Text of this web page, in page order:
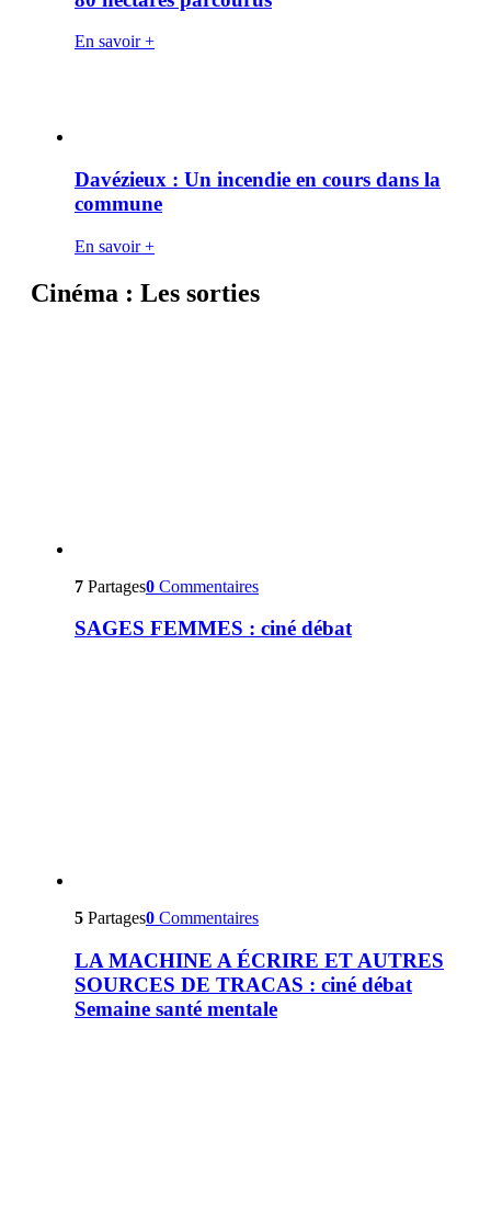
En savoir +
Davézieux : Un incendie en cours dans la
commune
En savoir +
Cinéma : Les sorties
7 Partages0 Commentaires
SAGES FEMMES : ciné débat
5 Partages0 Commentaires
LA MACHINE A ÉCRIRE ET AUTRES
SOURCES DE TRACAS : ciné débat
Semaine santé mentale